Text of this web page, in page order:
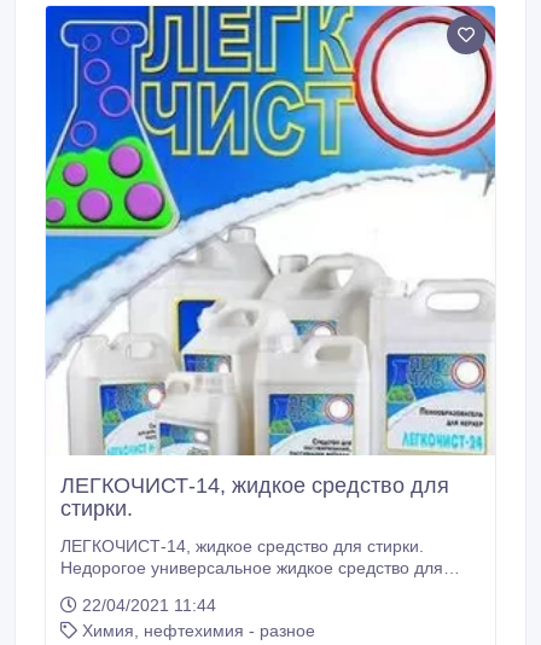
сбалансированную смесь анионных и неиногенных
поверхностно-активных веществ (ПАВ) и
поставляется в виде легкоподвижной, хорошо
смешивающейся с водой вязкой жидкости, РН – 10,
5 – 11, 5.
ЛЕГКОЧИСТ-14, жидкое средство для
стирки.
ЛЕГКОЧИСТ-14, жидкое средство для стирки.
Недорогое универсальное жидкое средство для
тканей из хлопчатобумажных, льняных,
синтетических и смешанных волокон. Применяется
22/04/2021 11:44
Химия, нефтехимия - разное